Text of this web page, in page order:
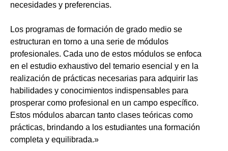
necesidades y preferencias.
Los programas de formación de grado medio se
estructuran en torno a una serie de módulos
profesionales. Cada uno de estos módulos se enfoca
en el estudio exhaustivo del temario esencial y en la
realización de prácticas necesarias para adquirir las
habilidades y conocimientos indispensables para
prosperar como profesional en un campo específico.
Estos módulos abarcan tanto clases teóricas como
prácticas, brindando a los estudiantes una formación
completa y equilibrada.»